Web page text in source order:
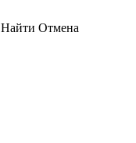
Найти Отмена